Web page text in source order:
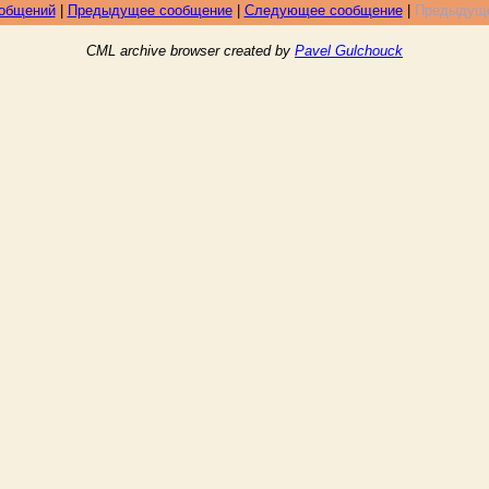
| Предыдущее сообщение| Следующее сообщение|
CML archive browser created by Pavel Gulchouck